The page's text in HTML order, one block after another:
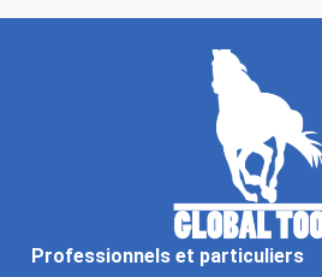
Professionnels et particuliers